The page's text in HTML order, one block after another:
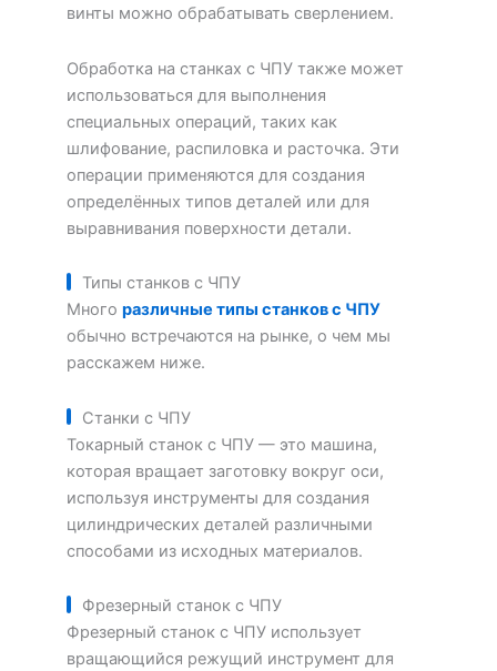
винты можно обрабатывать сверлением.
Обработка на станках с ЧПУ также может
использоваться для выполнения
специальных операций, таких как
шлифование, распиловка и расточка. Эти
операции применяются для создания
определённых типов деталей или для
выравнивания поверхности детали.
Типы станков с ЧПУ
Много различные типы станков с ЧПУ
обычно встречаются на рынке, о чем мы
расскажем ниже.
Станки с ЧПУ
Токарный станок с ЧПУ — это машина,
которая вращает заготовку вокруг оси,
используя инструменты для создания
цилиндрических деталей различными
способами из исходных материалов.
Фрезерный станок с ЧПУ
Фрезерный станок с ЧПУ использует
вращающийся режущий инструмент для